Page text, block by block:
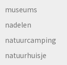
museums
nadelen
natuurcamping
natuurhuisje